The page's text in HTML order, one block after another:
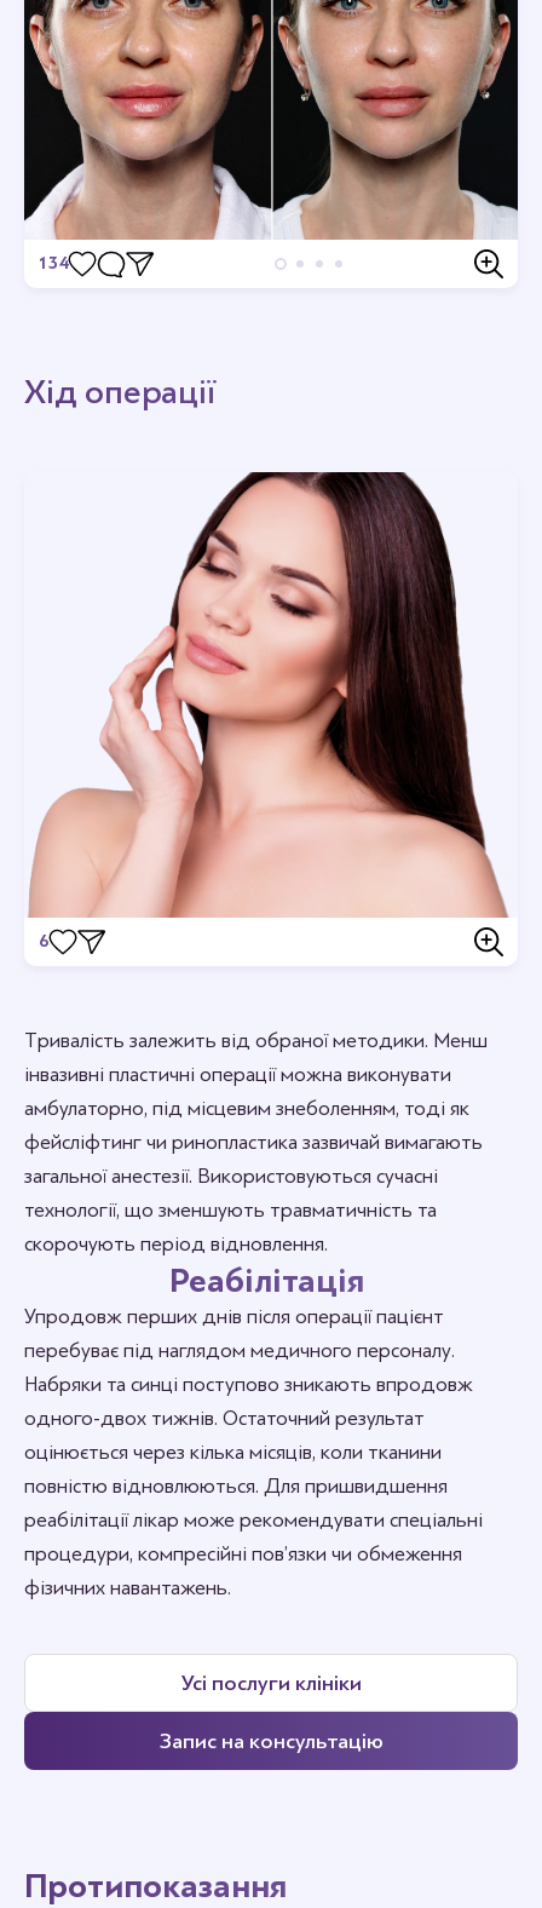
134
Хід операції
6
Тривалість залежить від обраної методики. Менш
інвазивні пластичні операції можна виконувати
амбулаторно, під місцевим знеболенням, тоді як
фейсліфтинг чи ринопластика зазвичай вимагають
загальної анестезії. Використовуються сучасні
технології, що зменшують травматичність та
скорочують період відновлення.
Реабілітація
Упродовж перших днів після операції пацієнт
перебуває під наглядом медичного персоналу.
Набряки та синці поступово зникають впродовж
одного-двох тижнів. Остаточний результат
оцінюється через кілька місяців, коли тканини
повністю відновлюються. Для пришвидшення
реабілітації лікар може рекомендувати спеціальні
процедури, компресійні пов’язки чи обмеження
фізичних навантажень.
Усі послуги клініки
Запис на консультацію
Протипоказання